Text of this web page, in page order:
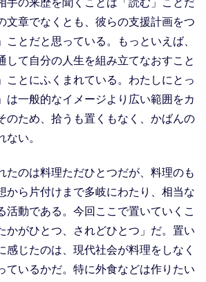
文章でなくとも、彼らの支援計画をつ
ことだと思っている。もっといえば、
して自分の人生を組み立てなおすこと
ことにふくまれている。わたしにとっ
は一般的なイメージより広い範囲をカ
のため、拾うも置くもなく、かばんの
ない。
のは料理ただひとつだが、料理のも
から片付けまで多岐にわたり、相当な
活動である。今回ここで置いていくこ
かがひとつ、されどひとつ」だ。置い
感じたのは、現代社会が料理をしなく
ているかだ。特に外食などは作りたい